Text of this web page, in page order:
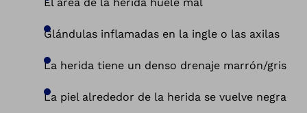
Glándulas inflamadas en la ingle o las axilas
La herida tiene un denso drenaje marrón/gris
La piel alrededor de la herida se vuelve negra